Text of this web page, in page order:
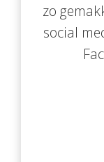
zo
social